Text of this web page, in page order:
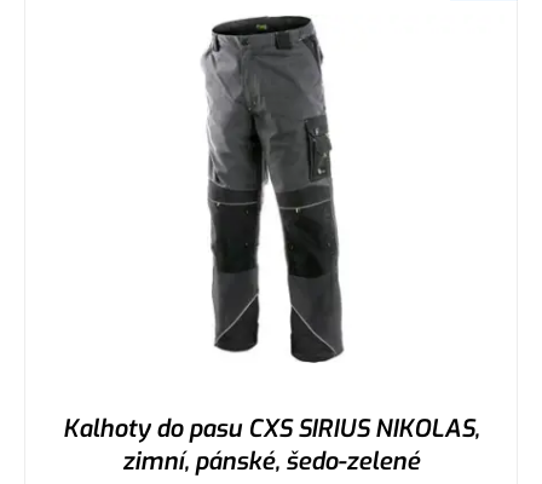
Kalhoty do pasu CXS SIRIUS NIKOLAS,
zimní, pánské, šedo-zelené